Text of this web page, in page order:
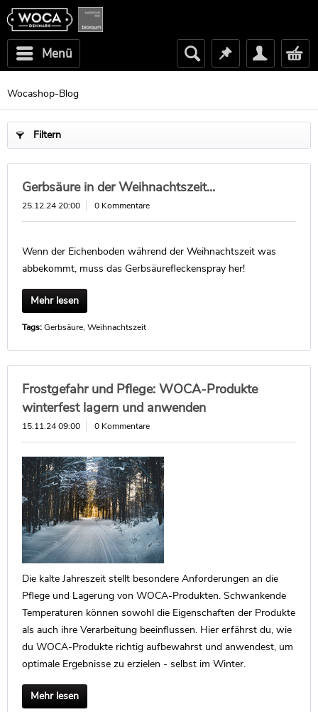
Menü
Wocashop-Blog
Filtern
Gerbsäure in der Weihnachtszeit...
25.12.24 20:00 0 Kommentare
Wenn der Eichenboden während der Weihnachtszeit was
abbekommt, muss das Gerbsäurefleckenspray her!
Mehr lesen
Tags:Gerbsäure, Weihnachtszeit
Frostgefahr und Pflege: WOCA-Produkte
winterfest lagern und anwenden
15.11.24 09:00 0 Kommentare
Die kalte Jahreszeit stellt besondere Anforderungen an die
Pflege und Lagerung von WOCA-Produkten. Schwankende
Temperaturen können sowohl die Eigenschaften der Produkte
als auch ihre Verarbeitung beeinflussen. Hier erfährst du, wie
du WOCA-Produkte richtig aufbewahrst und anwendest, um
optimale Ergebnisse zu erzielen - selbst im Winter.
Mehr lesen